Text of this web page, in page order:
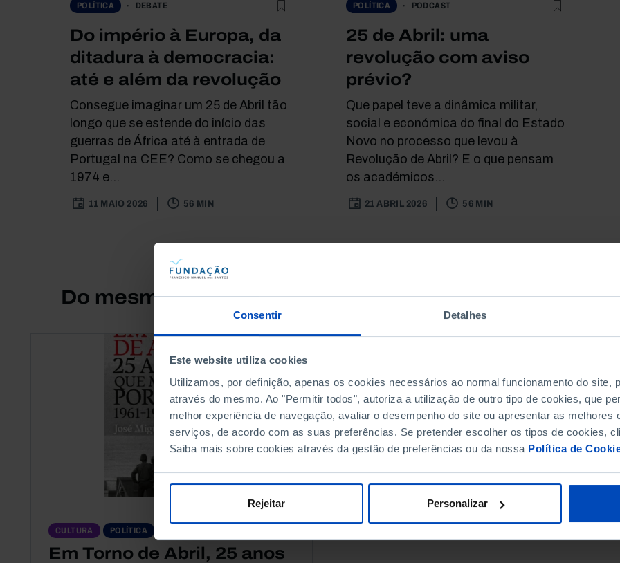
Consentir Detalhes
Este website utiliza cookies
Utilizamos, por definição, apenas os cookies necessários ao normal funcionamento do site,
através do mesmo. Ao "Permitir todos", autoriza a utilização de outro tipo de cookies, que
melhor experiência de navegação, avaliar o desempenho do site ou apresentar as melhores
serviços, de acordo com as suas preferências. Se pretender escolher os tipos de cookies,
Saiba mais sobre cookies através da gestão de preferências ou da nossa Política de
Rejeitar Personalizar
POLÍTICA DEBATE
Do império à Europa, da
ditadura à democracia:
até e além da revolução
Consegue imaginar um 25 de Abril tão
longo que se estende do início das
guerras de África até à entrada de
Portugal na CEE? Como se chegou a
1974 e...
11 MAIO 2026 56 MIN
POLÍTICA PODCAST
25 de Abril: uma
revolução com aviso
prévio?
Que papel teve a dinâmica militar,
social e económica do final do Estado
Novo no processo que levou à
Revolução de Abril? E o que pensam
os académicos...
21 ABRIL 2026 56 MIN
Do mesmo autor
CULTURA POLÍTICA
Em Torno de Abril, 25 anos